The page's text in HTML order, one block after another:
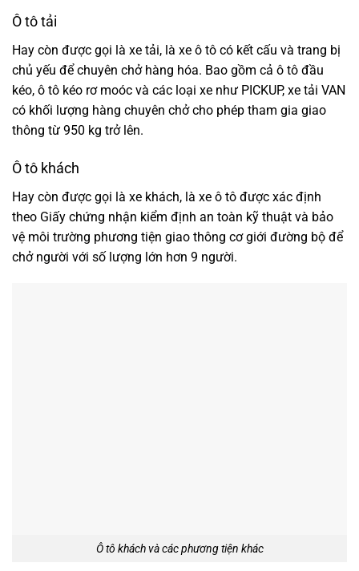
Ô tô tải
Hay còn được gọi là xe tải, là xe ô tô có kết cấu và trang bị
chủ yếu để chuyên chở hàng hóa. Bao gồm cả ô tô đầu
kéo, ô tô kéo rơ moóc và các loại xe như PICKUP, xe tải VAN
có khối lượng hàng chuyên chở cho phép tham gia giao
thông từ 950 kg trở lên.
Ô tô khách
Hay còn được gọi là xe khách, là xe ô tô được xác định
theo Giấy chứng nhận kiểm định an toàn kỹ thuật và bảo
vệ môi trường phương tiện giao thông cơ giới đường bộ để
chở người với số lượng lớn hơn 9 người.
Ô tô khách và các phương tiện khác